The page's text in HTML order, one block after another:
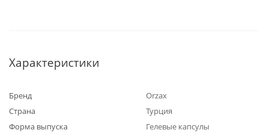
Характеристики
Бренд
Orzax
Страна
Турция
Форма выпуска
Гелевые капсулы